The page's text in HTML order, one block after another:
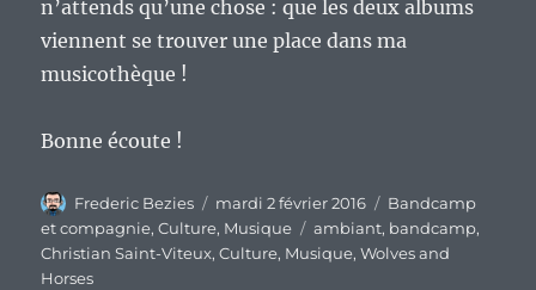
n’attends qu’une chose : que les deux albums
viennent se trouver une place dans ma
musicothèque !
Bonne écoute !
Auteur
Frederic Bezies
Publié
le
mardi 2 février 2016 Catégories
Bandcamp
et compagnie,Culture, Musique Étiquettes
ambiant, bandcamp,
Christian Saint-Viteux,Culture, Musique,Wolves and
Horses